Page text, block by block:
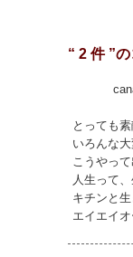
“ 2 件 ”
とっても
いろんな
こうやっ
人生って
キチンと
エイエイオ